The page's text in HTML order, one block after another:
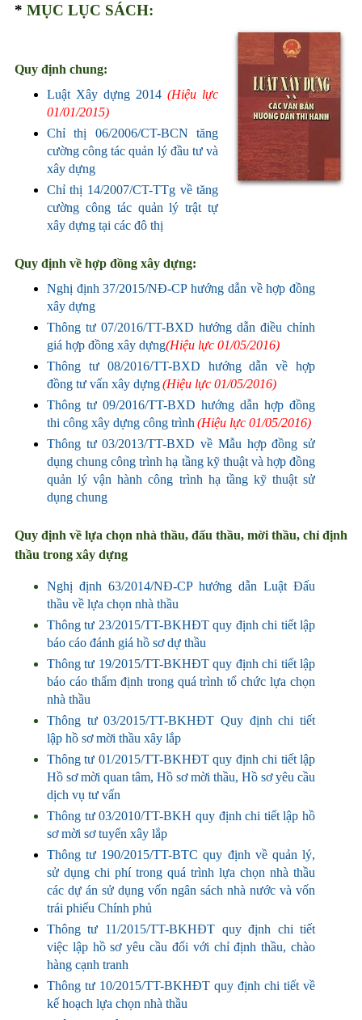
* MỤC LỤC SÁCH:
Quy định chung:
Luật Xây dựng 2014 (Hiệu lực
01/01/2015)
Chỉ thị 06/2006/CT-BCN tăng
cường công tác quản lý đầu tư và
xây dựng
Chỉ thị 14/2007/CT-TTg về tăng
cường công tác quản lý trật tự
xây dựng tại các đô thị
Quy định về hợp đồng xây dựng:
Nghị định 37/2015/NĐ-CP hướng dẫn về hợp đồng
xây dựng
Thông tư 07/2016/TT-BXD hướng dẫn điều chỉnh
giá hợp đồng xây dựng(Hiệu lực 01/05/2016)
Thông tư 08/2016/TT-BXD hướng dẫn về hợp
đồng tư vấn xây dựng(Hiệu lực 01/05/2016)
Thông tư 09/2016/TT-BXD hướng dẫn hợp đồng
thi công xây dựng công trình (Hiệu lực 01/05/2016)
Thông tư 03/2013/TT-BXD về Mẫu hợp đồng sử
dụng chung công trình hạ tầng kỹ thuật và hợp đồng
quản lý vận hành công trình hạ tầng kỹ thuật sử
dụng chung
Quy định về lựa chọn nhà thầu, đấu thầu, mời thầu, chỉ định
thầu trong xây dựng
Nghị định 63/2014/NĐ-CP hướng dẫn Luật Đấu
thầu về lựa chọn nhà thầu
Thông tư 23/2015/TT-BKHĐT quy định chi tiết lập
báo cáo đánh giá hồ sơ dự thầu
Thông tư 19/2015/TT-BKHĐT quy định chi tiết lập
báo cáo thẩm định trong quá trình tổ chức lựa chọn
nhà thầu
Thông tư 03/2015/TT-BKHĐT Quy định chi tiết
lập hồ sơ mời thầu xây lắp
Thông tư 01/2015/TT-BKHĐT quy định chi tiết lập
Hồ sơ mời quan tâm, Hồ sơ mời thầu, Hồ sơ yêu cầu
dịch vụ tư vấn
Thông tư 03/2010/TT-BKH quy định chi tiết lập hồ
sơ mời sơ tuyển xây lắp
Thông tư 190/2015/TT-BTC quy định về quản lý,
sử dụng chi phí trong quá trình lựa chọn nhà thầu
các dự án sử dụng vốn ngân sách nhà nước và vốn
trái phiếu Chính phủ
Thông tư 11/2015/TT-BKHĐT quy định chi tiết
việc lập hồ sơ yêu cầu đối với chỉ định thầu, chào
hàng cạnh tranh
Thông tư 10/2015/TT-BKHĐT quy định chi tiết về
kế hoạch lựa chọn nhà thầu